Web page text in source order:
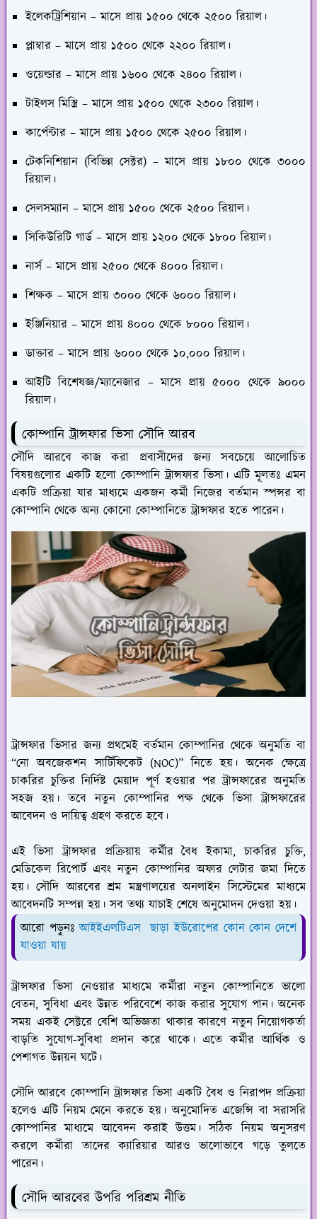
ইলেকট্রিশিয়ান – মাসে প্রায় ১৫০০ থেকে ২৫০০ রিয়াল।
প্লাম্বার – মাসে প্রায় ১৫০০ থেকে ২২০০ রিয়াল।
ওয়েল্ডার – মাসে প্রায় ১৬০০ থেকে ২৪০০ রিয়াল।
টাইলস মিস্ত্রি – মাসে প্রায় ১৫০০ থেকে ২৩০০ রিয়াল।
কার্পেন্টার – মাসে প্রায় ১৫০০ থেকে ২৫০০ রিয়াল।
টেকনিশিয়ান (বিভিন্ন সেক্টর) – মাসে প্রায় ১৮০০ থেকে ৩০০০
রিয়াল।
সেলসম্যান – মাসে প্রায় ১৫০০ থেকে ২৫০০ রিয়াল।
সিকিউরিটি গার্ড – মাসে প্রায় ১২০০ থেকে ১৮০০ রিয়াল।
নার্স – মাসে প্রায় ২৫০০ থেকে ৪০০০ রিয়াল।
শিক্ষক – মাসে প্রায় ৩০০০ থেকে ৬০০০ রিয়াল।
ইঞ্জিনিয়ার – মাসে প্রায় ৪০০০ থেকে ৮০০০ রিয়াল।
ডাক্তার – মাসে প্রায় ৬০০০ থেকে ১০,০০০ রিয়াল।
আইটি বিশেষজ্ঞ/ম্যানেজার – মাসে প্রায় ৫০০০ থেকে ৯০০০
রিয়াল।
কোম্পানি ট্রান্সফার ভিসা সৌদি আরব
সৌদি আরবে কাজ করা প্রবাসীদের জন্য সবচেয়ে আলোচিত
বিষয়গুলোর একটি হলো কোম্পানি ট্রান্সফার ভিসা। এটি মূলতঃ এমন
একটি প্রক্রিয়া যার মাধ্যমে একজন কর্মী নিজের বর্তমান স্পন্সর বা
কোম্পানি থেকে অন্য কোনো কোম্পানিতে ট্রান্সফার হতে পারেন।
ট্রান্সফার ভিসার জন্য প্রথমেই বর্তমান কোম্পানির থেকে অনুমতি বা
“নো অবজেকশন সার্টিফিকেট (NOC)” নিতে হয়। অনেক ক্ষেত্রে
চাকরির চুক্তির নির্দিষ্ট মেয়াদ পূর্ণ হওয়ার পর ট্রান্সফারের অনুমতি
সহজ হয়। তবে নতুন কোম্পানির পক্ষ থেকে ভিসা ট্রান্সফারের
আবেদন ও দায়িত্ব গ্রহণ করতে হবে।
এই ভিসা ট্রান্সফার প্রক্রিয়ায় কর্মীর বৈধ ইকামা, চাকরির চুক্তি,
মেডিকেল রিপোর্ট এবং নতুন কোম্পানির অফার লেটার জমা দিতে
হয়। সৌদি আরবের শ্রম মন্ত্রণালয়ের অনলাইন সিস্টেমের মাধ্যমে
আবেদনটি সম্পন্ন হয়। সব তথ্য যাচাই শেষে অনুমোদন দেওয়া হয়।
আরো পড়ুনঃআইইএলটিএস ছাড়া ইউরোপের কোন কোন দেশে
যাওয়া যায়
ট্রান্সফার ভিসা নেওয়ার মাধ্যমে কর্মীরা নতুন কোম্পানিতে ভালো
বেতন, সুবিধা এবং উন্নত পরিবেশে কাজ করার সুযোগ পান। অনেক
সময় একই সেক্টরে বেশি অভিজ্ঞতা থাকার কারণে নতুন নিয়োগকর্তা
বাড়তি সুযোগ-সুবিধা প্রদান করে থাকে। এতে কর্মীর আর্থিক ও
পেশাগত উন্নয়ন ঘটে।
সৌদি আরবে কোম্পানি ট্রান্সফার ভিসা একটি বৈধ ও নিরাপদ প্রক্রিয়া
হলেও এটি নিয়ম মেনে করতে হয়। অনুমোদিত এজেন্সি বা সরাসরি
কোম্পানির মাধ্যমে আবেদন করাই উত্তম। সঠিক নিয়ম অনুসরণ
করলে কর্মীরা তাদের ক্যারিয়ার আরও ভালোভাবে গড়ে তুলতে
পারেন।
সৌদি আরবের উপরি পরিশ্রম নীতি